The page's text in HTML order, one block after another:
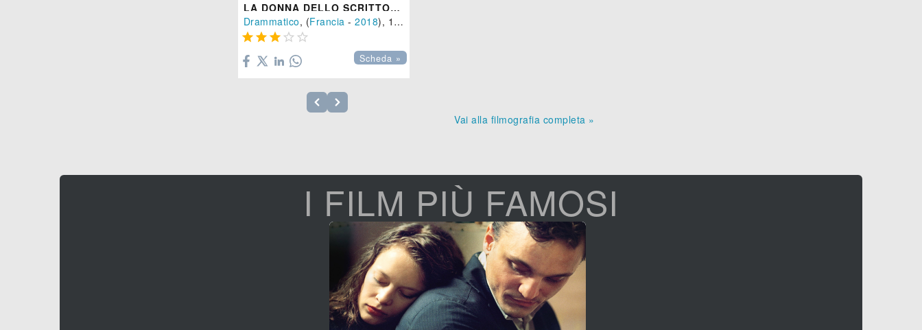
LA DONNA DELLO SCRITTORE
Drammatico, (Francia -2018), 101 min.
    
Scheda »
Vai alla filmografia completa »
I FILM PIÙ FAMOSI